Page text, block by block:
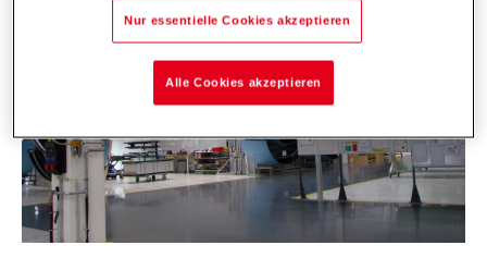
Nur essentielle Cookies akzeptieren
Alle Cookies akzeptieren